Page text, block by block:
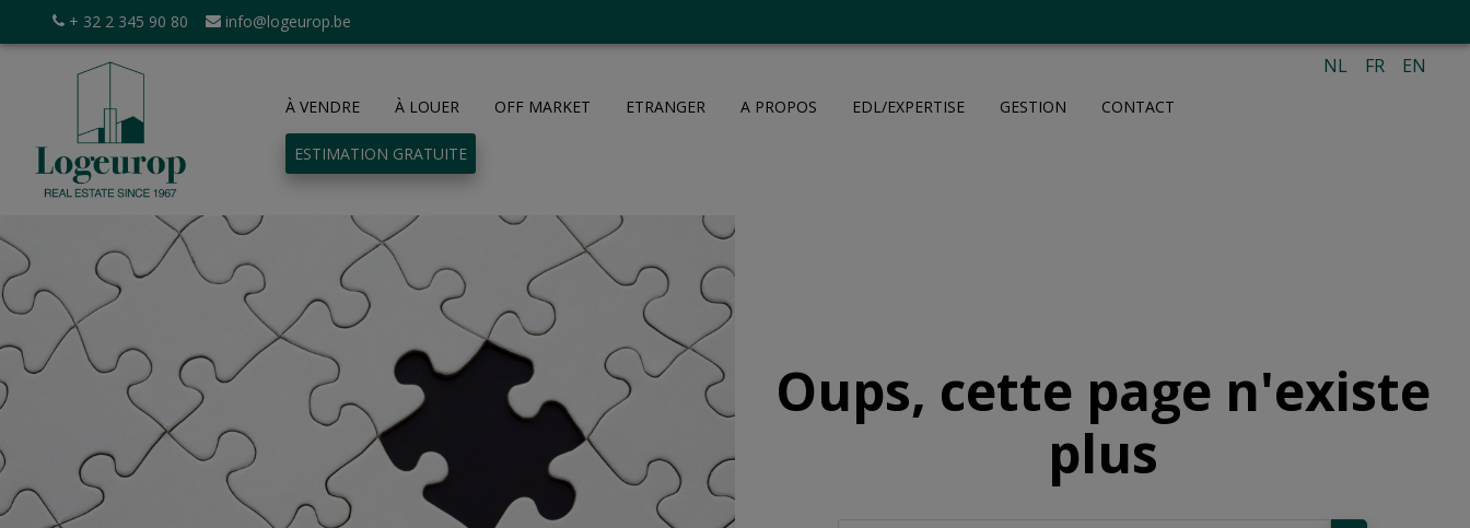
+ 32 2 345 90 80 info@logeurop.be
À VENDRE À LOUER OFF MARKET ETRANGER A PROPOS EDL/EXPERTISE GESTION CONTACT
ESTIMATION GRATUITE
NL FR EN
Oups, cette page n'existe
plus